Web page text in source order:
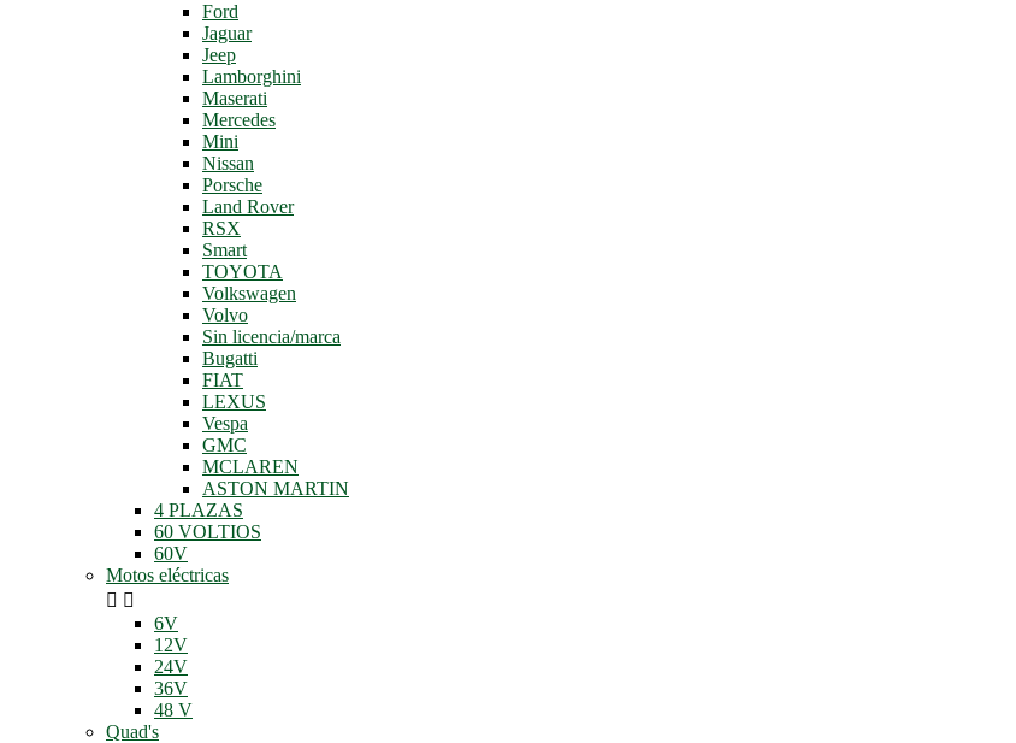
Ford
Jaguar
Jeep
Lamborghini
Maserati
Mercedes
Mini
Nissan
Porsche
Land Rover
RSX
Smart
TOYOTA
Volkswagen
Volvo
Sin licencia/marca
Bugatti
FIAT
LEXUS
Vespa
GMC
MCLAREN
ASTON MARTIN
4 PLAZAS
60 VOLTIOS
60V
Motos eléctricas
 
6V
12V
24V
36V
48 V
Quad's